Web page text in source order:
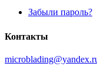
Забыли пароль?
Контакты